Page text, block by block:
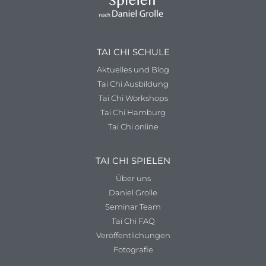
TAI CHI SCHULE
Aktuelles und Blog
Tai Chi Ausbildung
Tai Chi Workshops
Tai Chi Hamburg
Tai Chi online
TAI CHI SPIELEN
Über uns
Daniel Grolle
Seminar Team
Tai Chi FAQ
Veröffentlichungen
Fotografie